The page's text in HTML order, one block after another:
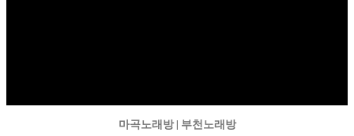
마곡노래방 | 부천노래방